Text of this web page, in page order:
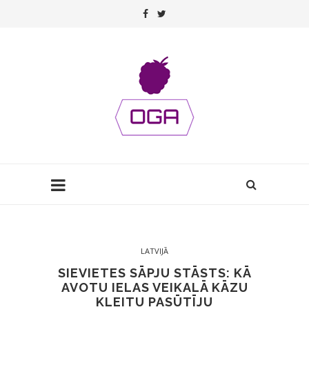
LATVIJĀ
SIEVIETES SĀPJU STĀSTS: KĀ
AVOTU IELAS VEIKALĀ KĀZU
KLEITU PASŪTĪJU